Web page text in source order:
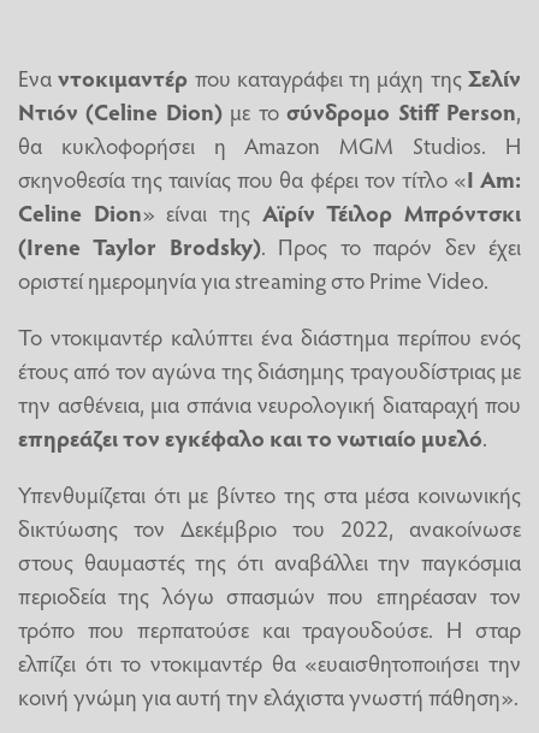
Εναντοκιμαντέρ που καταγράφει τη μάχη τηςΣελίν
Ντιόν (Celine Dion)με τοσύνδρομο Stiff Person,
θα κυκλοφορήσει η Amazon MGM Studios. Η
σκηνοθεσία της ταινίας που θα φέρει τον τίτλο «I Am:
Celine Dion» είναι της Αϊρίν Τέιλορ Μπρόντσκι
(Irene Taylor Brodsky). Προς το παρόν δεν έχει
οριστεί ημερομηνία για streaming στο Prime Video.
Το ντοκιμαντέρ καλύπτει ένα διάστημα περίπου ενός
έτους από τον αγώνα της διάσημης τραγουδίστριας με
την ασθένεια, μια σπάνια νευρολογική διαταραχή που
επηρεάζει τον εγκέφαλο και το νωτιαίο μυελό.
Υπενθυμίζεται ότι με βίντεο της στα μέσα κοινωνικής
δικτύωσης τον Δεκέμβριο του 2022, ανακοίνωσε
στους θαυμαστές της ότι αναβάλλει την παγκόσμια
περιοδεία της λόγω σπασμών που επηρέασαν τον
τρόπο που περπατούσε και τραγουδούσε. Η σταρ
ελπίζει ότι το ντοκιμαντέρ θα «ευαισθητοποιήσει την
κοινή γνώμη για αυτή την ελάχιστα γνωστή πάθηση».